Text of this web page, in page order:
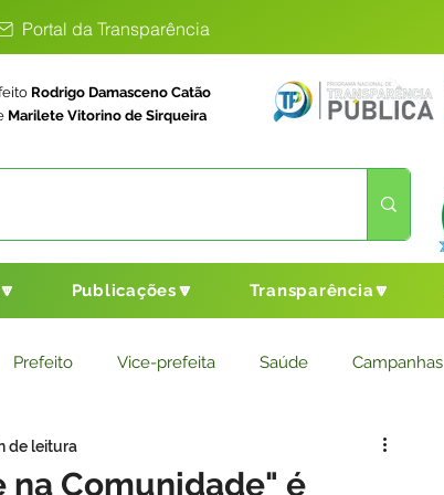
Portal da Transparência
Rodrigo Damasceno Catão
Marilete Vitorino de Sirqueira
Publicações🔽 Transparência🔽
Prefeito Vice-prefeita Saúde Campanhas
Agricultura Cultura e Esporte
na Comunidade" é
de leitura